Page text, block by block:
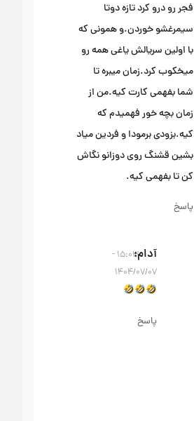
فجر رو درو کرد تازه دوتا
سیمرغشو خوردن.و همونی که
با اولین سریالش یاغی همه رو
میخکوب کرد.زمان میبره تا
شما بفهمی کارت کیه.من از
زمان بچه خور فهمیدم که
کیه.بزودی برمودا و فردین میاد
بشین قشنگ روی دوزانو نگاش
کن تا بفهمی کیه.
پاسخ
آدام
۱۵:۰۳ -
۱۴۰۴/۰۷/۰۷
پاسخ